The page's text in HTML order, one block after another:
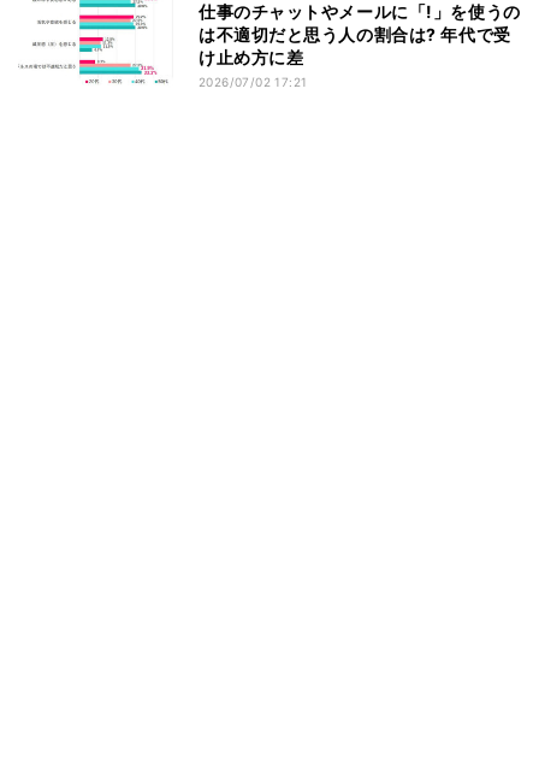
仕事のチャットやメールに「!」を使うの
は不適切だと思う人の割合は? 年代で受
け止め方に差
2026/07/02 17:21